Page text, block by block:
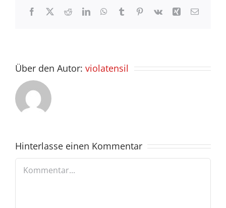
Facebook
X RedditLinkedInWhatsApp
TumblrPinterest
Vk Xing E-
Über den Autor: violatensil
Hinterlasse einen Kommentar
Kommentar